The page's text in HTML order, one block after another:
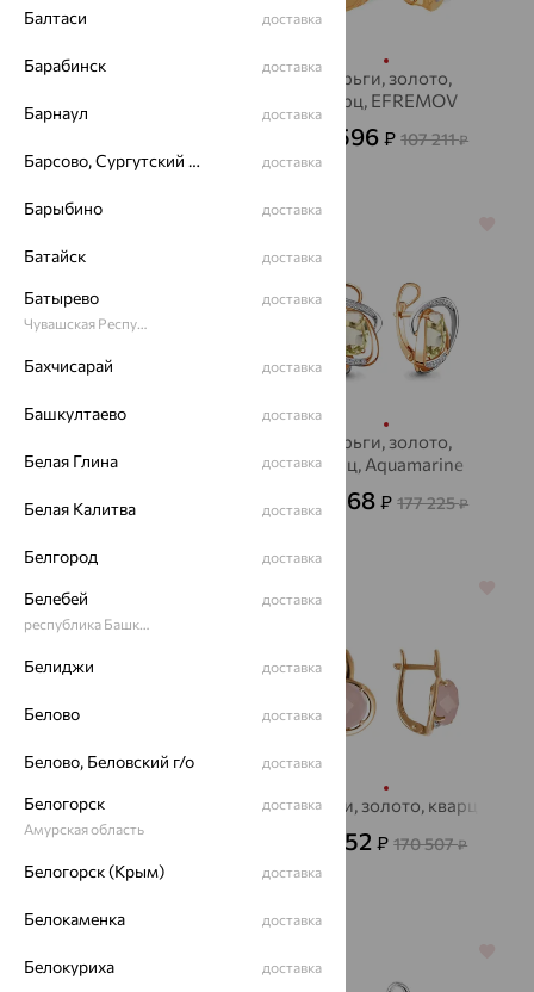
Серьги, золото,
Серьги, золото,
кварц, EFREMOV
38 596₽ 107 211₽
кварц, MAGIC
от 34 835
Серьги, золото,
кварц, Aquamarine
53 168₽ 177 225₽
64%
Серьги, золото,
кварц, MAGIC
43 961₽ 122 115
Серьги, золото, кварц
51 152₽ 170 507₽
Балтаси доставка
Барабинск доставка
Барнаул доставка
Барсово, Сургутский район доставка
Барыбино доставка
Батайск доставка
Батырево
Чувашская Республика - Чувашия
доставка
Бахчисарай доставка
Башкултаево доставка
Белая Глина доставка
Белая Калитва доставка
Белгород доставка
Белебей
республика Башкортостан
доставка
Белиджи доставка
Белово доставка
Белово, Беловский г/о доставка
Белогорск
Амурская область
доставка
Белогорск (Крым) доставка
Белокаменка доставка
Белокуриха доставка